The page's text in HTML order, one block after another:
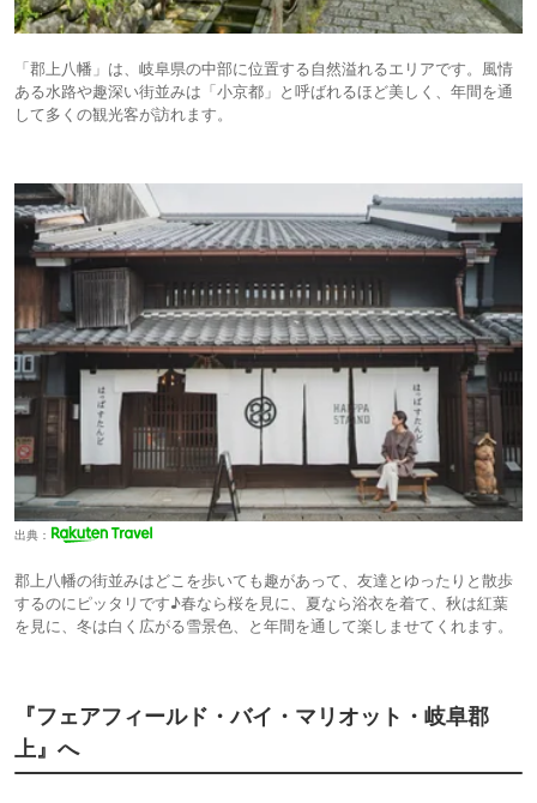
「郡上八幡」は、岐阜県の中部に位置する自然溢れるエリアです。風情
ある水路や趣深い街並みは「小京都」と呼ばれるほど美しく、年間を通
して多くの観光客が訪れます。
出典：
郡上八幡の街並みはどこを歩いても趣があって、友達とゆったりと散歩
するのにピッタリです♪春なら桜を見に、夏なら浴衣を着て、秋は紅葉
を見に、冬は白く広がる雪景色、と年間を通して楽しませてくれます。
『フェアフィールド・バイ・マリオット・岐阜郡
上』へ